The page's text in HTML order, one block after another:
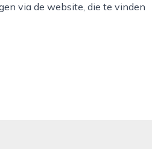
via de website, die te vinden